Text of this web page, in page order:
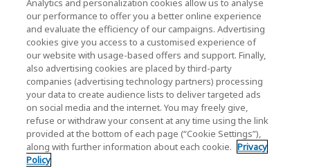
Zapytania / wsparcie dotyczące produktów
biznesowych
W razie jakichkolwiek pytań technicznych, próśb o
materiały, zainteresowania próbkami lub zakupami
produktów biznesowych (pamięci, dysków SSD) itp.
prosimy o kontakt.
Analytics and personalization cookies allow us to analyse
our performance to offer you a better online experience
and evaluate the efficiency of our campaigns. Advertising
cookies give you access to a customised experience of
our website with usage-based offers and support. Finally,
also advertising cookies are placed by third-party
companies (advertising technology partners) processing
your data to create audience lists to deliver targeted ads
on social media and the internet. You may freely give,
refuse or withdraw your consent at any time using the link
provided at the bottom of each page (“Cookie Settings”),
along with further information about each cookie. Privacy
Policy